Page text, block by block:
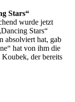
Stars“
wurde jetzt
Stars“
absolviert hat, gab
hat von ihm die
der bereits